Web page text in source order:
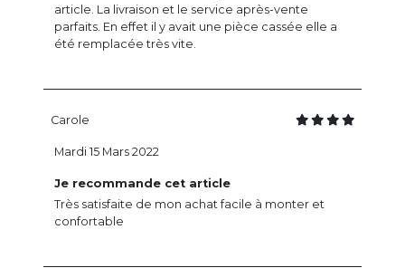
article. La livraison et le service après-vente
parfaits. En effet il y avait une pièce cassée elle a
été remplacée très vite.
Carole
Je recommande cet article
Très satisfaite de mon achat facile à monter et
confortable
Mardi 15 Mars 2022